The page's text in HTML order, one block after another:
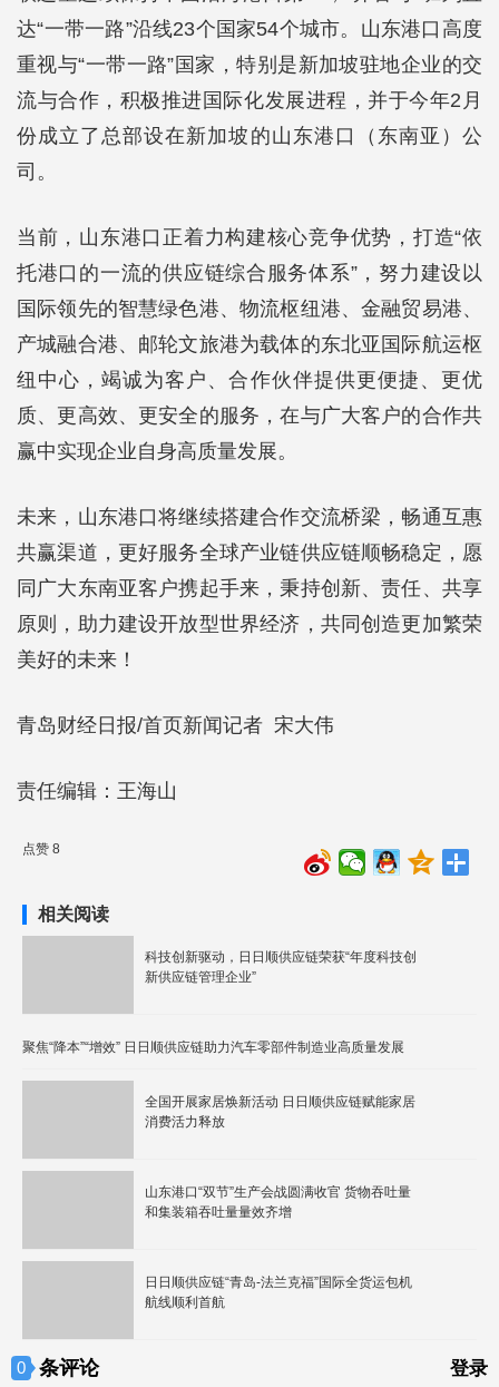
达“一带一路”沿线23个国家54个城市。山东港口高度
重视与“一带一路”国家，特别是新加坡驻地企业的交
流与合作，积极推进国际化发展进程，并于今年2月
份成立了总部设在新加坡的山东港口（东南亚）公
司。
当前，山东港口正着力构建核心竞争优势，打造“依
托港口的一流的供应链综合服务体系”，努力建设以
国际领先的智慧绿色港、物流枢纽港、金融贸易港、
产城融合港、邮轮文旅港为载体的东北亚国际航运枢
纽中心，竭诚为客户、合作伙伴提供更便捷、更优
质、更高效、更安全的服务，在与广大客户的合作共
赢中实现企业自身高质量发展。
未来，山东港口将继续搭建合作交流桥梁，畅通互惠
共赢渠道，更好服务全球产业链供应链顺畅稳定，愿
同广大东南亚客户携起手来，秉持创新、责任、共享
原则，助力建设开放型世界经济，共同创造更加繁荣
美好的未来！
青岛财经日报/首页新闻记者 宋大伟
责任编辑：王海山
点赞 8
相关阅读
科技创新驱动，日日顺供应链荣获“年度科技创
新供应链管理企业”
聚焦“降本”“增效” 日日顺供应链助力汽车零部件制造业高质量发展
全国开展家居焕新活动 日日顺供应链赋能家居
消费活力释放
山东港口“双节”生产会战圆满收官 货物吞吐量
和集装箱吞吐量量效齐增
日日顺供应链“青岛-法兰克福”国际全货运包机
航线顺利首航
0 条评论 登录